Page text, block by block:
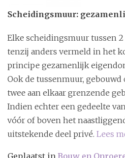
Scheidingsmuur:
Elke scheidingsmuur tussen
tenzij anders vermeld in het
principe gezamenlijk
Ook de tussenmuur, gebouwd
twee aan elkaar grenzende
Indien echter een gedeelte
vóór of boven het
uitstekende deel privé. Lees
Geplaatst in Bouw en